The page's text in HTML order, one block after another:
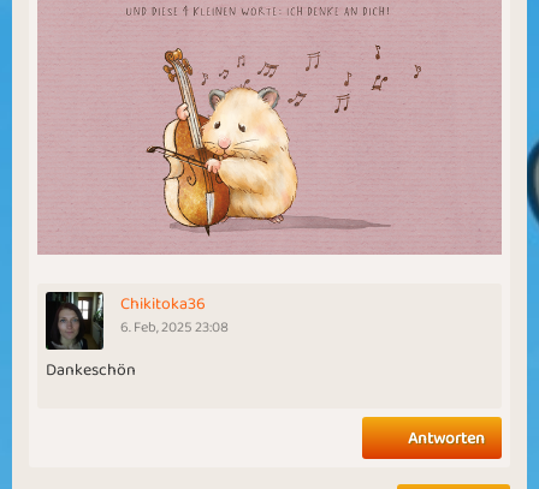
Chikitoka36
6. Feb, 2025 23:08
Dankeschön
Antworten